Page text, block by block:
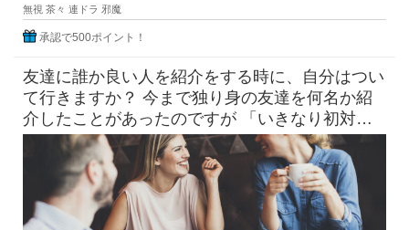
無視 茶々 連ドラ 邪魔
承認で500ポイント！
友達に誰か良い人を紹介をする時に、自分はつい
て行きますか？ 今まで独り身の友達を何名か紹
介したことがあったのですが 「いきなり初対面
同士2人で会うの緊張